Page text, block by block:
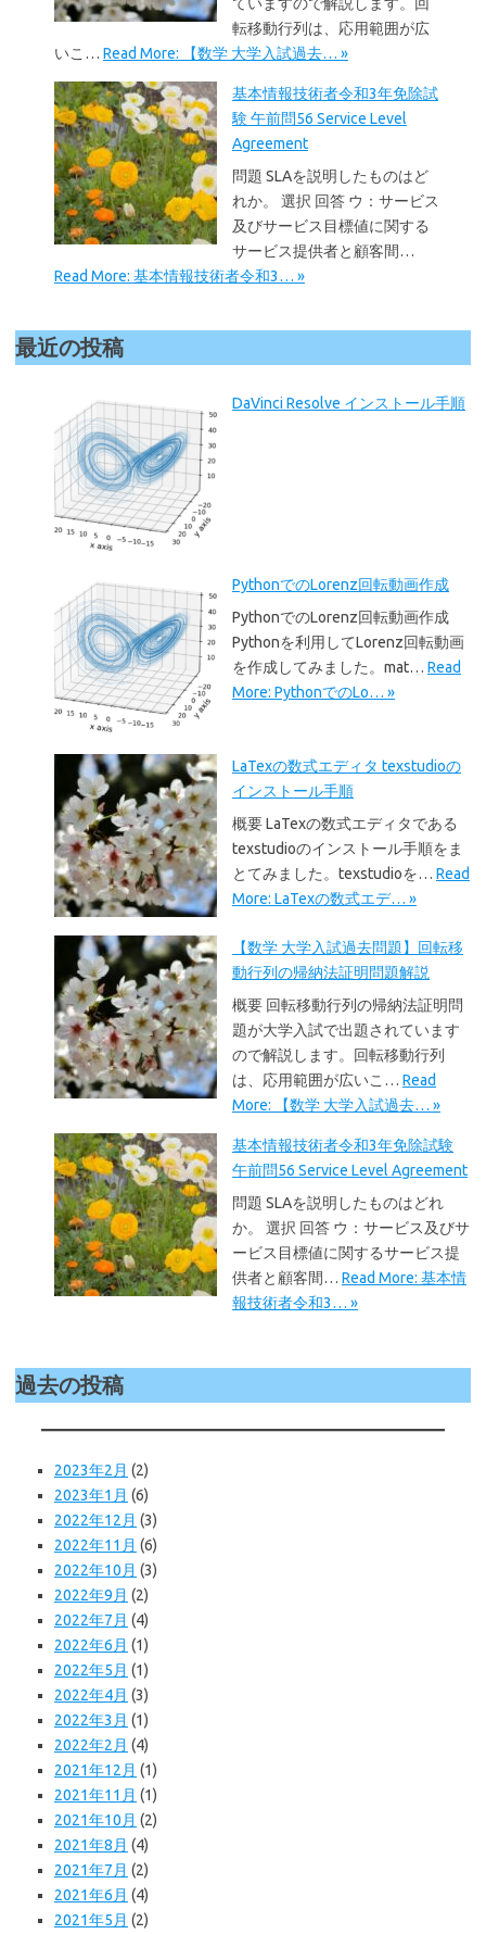
転移動行列は、応用範囲が広
いこ… Read More: 【数学 大学入試過去… »
基本情報技術者令和3年免除試
験 午前問56 Service Level
Agreement
問題 SLAを説明したものはど
れか。 選択 回答 ウ：サービス
及びサービス目標値に関する
サービス提供者と顧客間…
Read More: 基本情報技術者令和3… »
最近の投稿
DaVinci Resolve インストール手順
PythonでのLorenz回転動画作成
PythonでのLorenz回転動画作成
Pythonを利用してLorenz回転動画
を作成してみました。mat… Read
More: PythonでのLo… »
LaTexの数式エディタ texstudioの
インストール手順
概要 LaTexの数式エディタである
texstudioのインストール手順をま
とてみました。texstudioを… Read
More: LaTexの数式エデ… »
【数学 大学入試過去問題】回転移
動行列の帰納法証明問題解説
概要 回転移動行列の帰納法証明問
題が大学入試で出題されています
ので解説します。回転移動行列
は、応用範囲が広いこ… Read
More: 【数学 大学入試過去… »
基本情報技術者令和3年免除試験
午前問56 Service Level Agreement
問題 SLAを説明したものはどれ
か。 選択 回答 ウ：サービス及びサ
ービス目標値に関するサービス提
供者と顧客間… Read More: 基本情
報技術者令和3… »
過去の投稿
2023年2月 (2)
2023年1月 (6)
2022年12月 (3)
2022年11月 (6)
2022年10月 (3)
2022年9月 (2)
2022年7月 (4)
2022年6月 (1)
2022年5月 (1)
2022年4月 (3)
2022年3月 (1)
2022年2月 (4)
2021年12月 (1)
2021年11月 (1)
2021年10月 (2)
2021年8月 (4)
2021年7月 (2)
2021年6月 (4)
2021年5月 (2)